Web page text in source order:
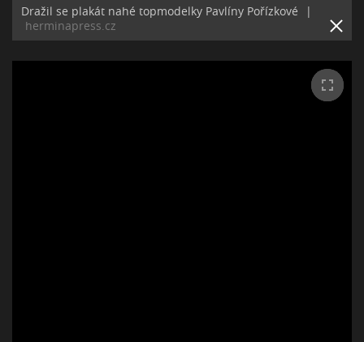
Dražil se plakát nahé topmodelky Pavlíny Pořízkové
|
herminapress.cz